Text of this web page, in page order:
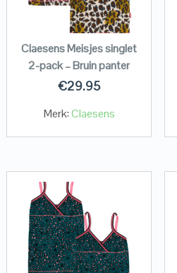
Claesens Meisjes singlet
2-pack – Bruin panter
€29.95
Merk:Claesens